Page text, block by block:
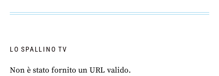
LO SPALLINO TV
Non è stato fornito un URL valido.